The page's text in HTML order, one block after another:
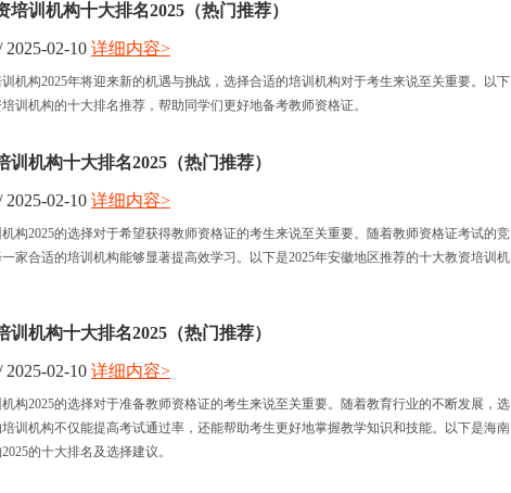
培训机构十大排名2025（热门推荐）
02-10
机构2025年将迎来新的机遇与挑战，选择合适的培训机构对于考生来说至关重要。以下
训机构的十大排名推荐，帮助同学们更好地备考教师资格证。
详细内容>
训机构十大排名2025（热门推荐）
02-10
构2025的选择对于希望获得教师资格证的考生来说至关重要。随着教师资格证考试的竞
家合适的培训机构能够显著提高效学习。以下是2025年安徽地区推荐的十大教资培训机
详细内容>
训机构十大排名2025（热门推荐）
02-10
构2025的选择对于准备教师资格证的考生来说至关重要。随着教育行业的不断发展，选
训机构不仅能提高考试通过率，还能帮助考生更好地掌握教学知识和技能。以下是海南
的十大排名及选择建议。
详细内容>